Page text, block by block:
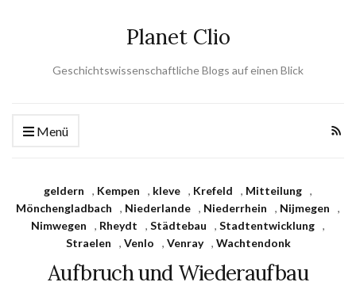
Planet Clio
Geschichtswissenschaftliche Blogs auf einen Blick
Menü
geldern , Kempen , kleve , Krefeld , Mitteilung ,
Mönchengladbach
, Niederlande , Niederrhein , Nijmegen
,
Nimwegen
, Rheydt , Städtebau , Stadtentwicklung ,
Straelen
, Venlo , Venray , Wachtendonk
Aufbruch und Wiederaufbau